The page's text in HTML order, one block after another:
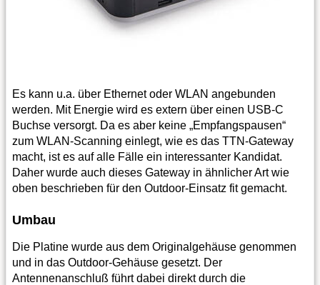
Es kann u.a. über Ethernet oder WLAN angebunden
werden. Mit Energie wird es extern über einen USB-C
Buchse versorgt. Da es aber keine „Empfangspausen“
zum WLAN-Scanning einlegt, wie es das TTN-Gateway
macht, ist es auf alle Fälle ein interessanter Kandidat.
Daher wurde auch dieses Gateway in ähnlicher Art wie
oben beschrieben für den Outdoor-Einsatz fit gemacht.
Umbau
Die Platine wurde aus dem Originalgehäuse genommen
und in das Outdoor-Gehäuse gesetzt. Der
Antennenanschluß führt dabei direkt durch die